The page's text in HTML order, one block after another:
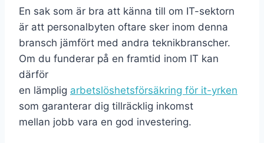
En sak som är bra att känna till om IT-sektorn
är att personalbyten oftare sker inom denna
bransch jämfört med andra teknikbranscher.
Om du funderar på en framtid inom IT kan
därför
en lämplig arbetslöshetsförsäkring för it-yrken
som garanterar dig tillräcklig inkomst
mellan jobb vara en god investering.